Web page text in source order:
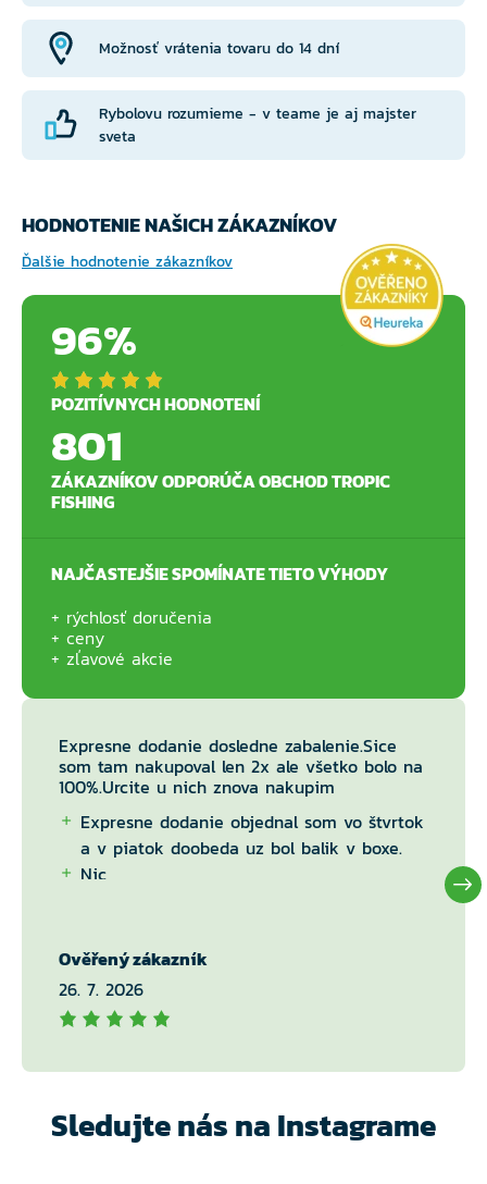
Možnosť vrátenia tovaru do 14 dní
Rybolovu rozumieme - v teame je aj majster
sveta
HODNOTENIE NAŠICH ZÁKAZNÍKOV
Ďalšie hodnotenie zákazníkov
96%
POZITÍVNYCH HODNOTENÍ
801
ZÁKAZNÍKOV ODPORÚČA OBCHOD TROPIC
FISHING
NAJČASTEJŠIE SPOMÍNATE TIETO VÝHODY
rýchlosť doručenia
ceny
zľavové akcie
Expresne dodanie dosledne zabalenie.Sice
som tam nakupoval len 2x ale všetko bolo na
100%.Urcite u nich znova nakupim
Expresne dodanie objednal som vo štvrtok
a v piatok doobeda uz bol balik v boxe.
Nic
Ověřený zákazník
26. 7. 2026
Sledujte nás na Instagrame